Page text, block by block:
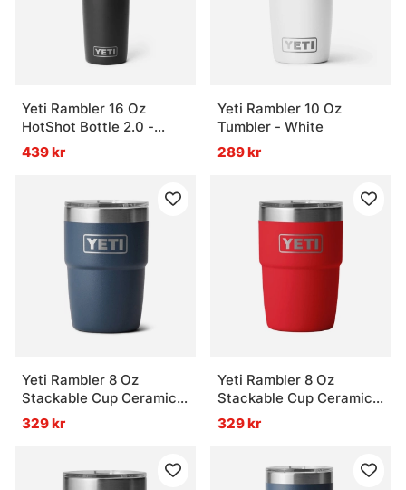
Yeti Rambler 16 Oz
HotShot Bottle 2.0 -
Black
439 kr
Yeti Rambler 10 Oz
Tumbler - White
289 kr
Yeti Rambler 8 Oz
Stackable Cup Ceramic -
Navy
329 kr
Yeti Rambler 8 Oz
Stackable Cup Ceramic -
Rescue Red
329 kr